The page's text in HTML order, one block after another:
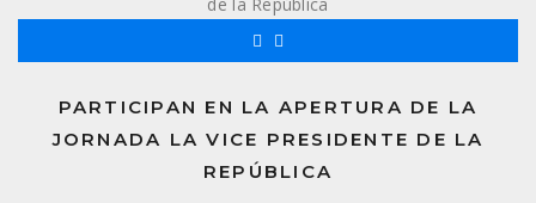
PARTICIPAN EN LA APERTURA DE LA
JORNADA LA VICE PRESIDENTE DE LA
REPÚBLICA